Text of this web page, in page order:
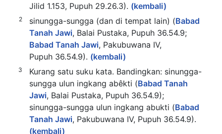
Jilid 1.153, Pupuh 29.26.3). (kembali)
2 sinungga-sungga (dan di tempat lain) (Babad
Tanah Jawi, Balai Pustaka, Pupuh 36.54.9;
Babad Tanah Jawi, Pakubuwana IV,
Pupuh 36.54.9). (kembali)
3
Kurang satu suku kata. Bandingkan: sinungga-
sungga ulun ingkang abêkti (Babad Tanah
Jawi, Balai Pustaka, Pupuh 36.54.9);
sinungga-sungga ulun ingkang abukti (Babad
Tanah Jawi, Pakubuwana IV, Pupuh 36.54.9).
(kembali)